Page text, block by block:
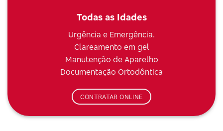
Todas as Idades
Urgência e Emergência.
Clareamento em gel
Manutenção de Aparelho
Documentação Ortodôntica
CONTRATAR ONLINE